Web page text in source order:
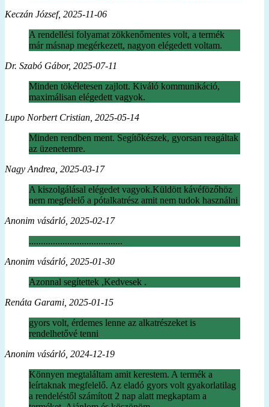
Keczán József, 2025-11-06
A rendellési folyamat zökkenőmentes volt, a termék
már másnap megérkezett, nagyon elégedett voltam.
Dr. Szabó Gábor, 2025-07-11
Minden tökéletesen zajlott. Kiváló kommunikáció,
maximálisan elégedett vagyok.
Lupo Norbert Cristian, 2025-05-14
Minden rendben ment. Segítőkészek, gyorsan reagáltak
az üzenetemre.
Nagy Andrea, 2025-03-17
A kiszolgálásal elégedet vagyok.Küldött kávéfözőhöz
nem megfelelő a pótalkatrész amit nem tudok használni
Anonim vásárló, 2025-02-17
.......................................
Anonim vásárló, 2025-01-30
Azonnal segítettek ,Kedvesek .
Renáta Garami, 2025-01-15
gyors volt, érdemes lenne az alkatrészeket is
rendelhetővé tenni
Anonim vásárló, 2024-12-19
Könnyen megtaláltam amit kerestem. A termék a
leírtaknak megfelelő. Az eladó gyors volt gyakorlatilag
a rendeléstől számított 2 nap alatt megkaptam a